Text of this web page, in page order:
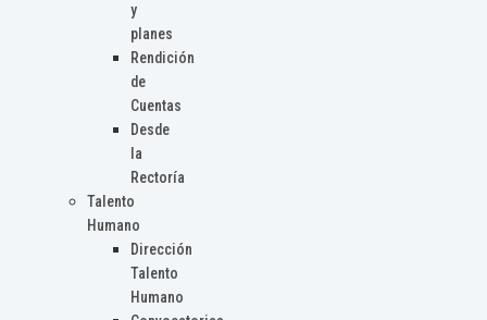
y
planes
Rendición
de
Cuentas
Desde
la
Rectoría
Talento
Humano
Dirección
Talento
Humano